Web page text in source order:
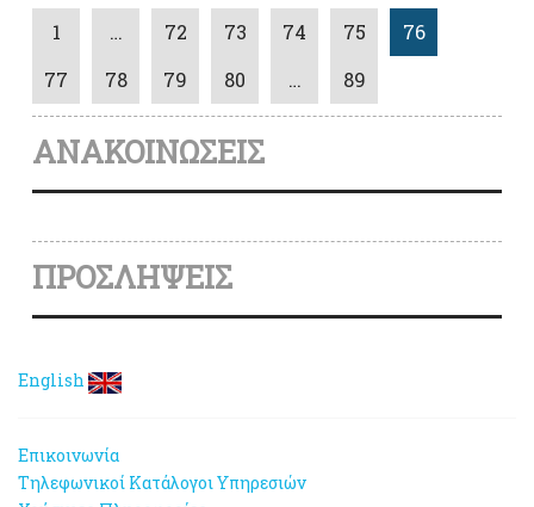
1 … 72 73 74 75
76
77
78 79 80 … 89
ΑΝΑΚΟΙΝΩΣΕΙΣ
ΠΡΟΣΛΗΨΕΙΣ
English
Επικοινωνία
Τηλεφωνικοί Κατάλογοι Υπηρεσιών